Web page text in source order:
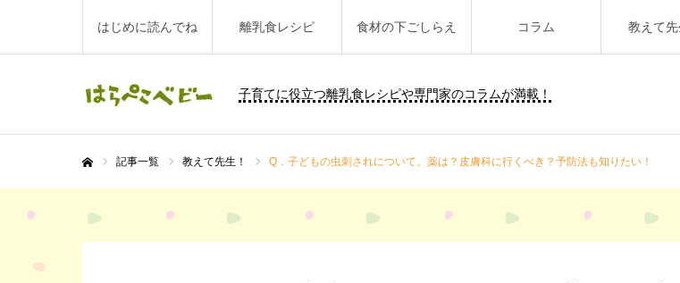
子育てに役立つ離乳食レシピや専門家のコラムが満載！
はじめに読んでね 離乳食レシピ 食材の下ごしらえ コラム 教えて先
記事一覧 教えて先生！ Q．子どもの虫刺されについて。薬は？皮膚科に行くべき？予防法も知りたい！